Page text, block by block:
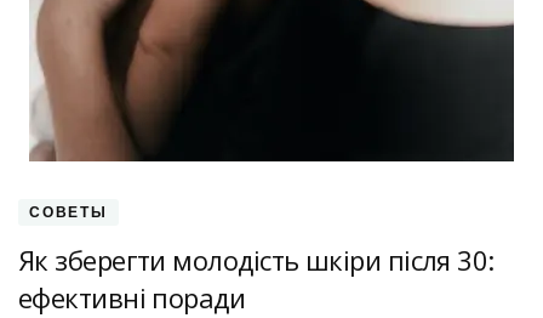
СОВЕТЫ
Як зберегти молодість шкіри після 30:
ефективні поради